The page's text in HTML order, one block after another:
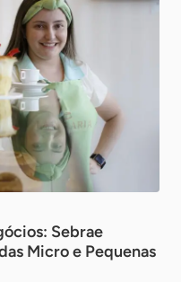
Sebrae
Micro e Pequenas